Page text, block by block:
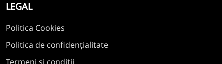
LEGAL
Politica Cookies
Politica de confidențialitate
Termeni și condiții